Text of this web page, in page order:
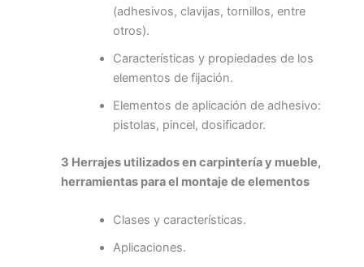
(adhesivos, clavijas, tornillos, entre
otros).
Características y propiedades de los
elementos de fijación.
Elementos de aplicación de adhesivo:
pistolas, pincel, dosificador.
3 Herrajes utilizados en carpintería y mueble,
herramientas para el montaje de elementos
Clases y características.
Aplicaciones.